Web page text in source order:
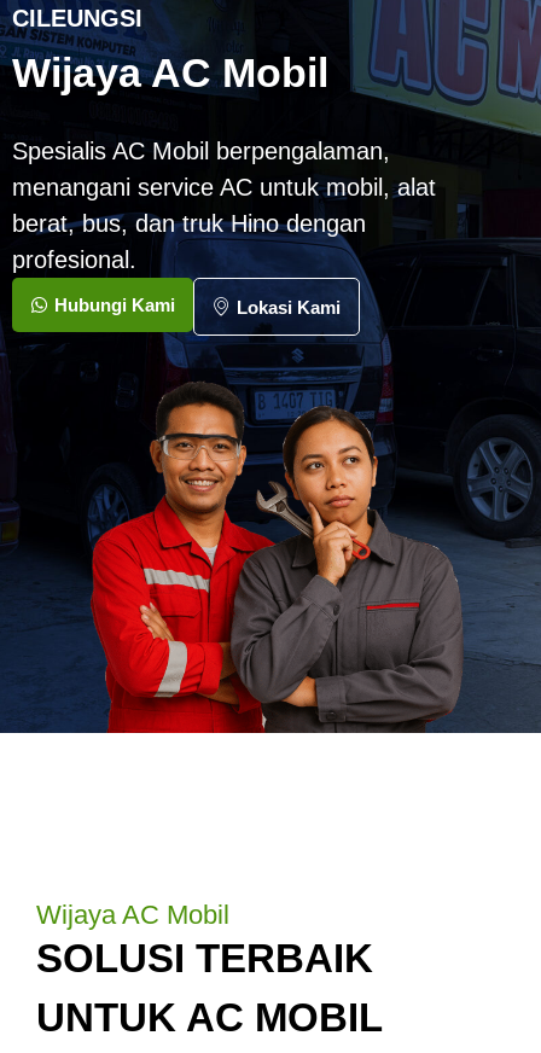
CILEUNGSI
Wijaya AC Mobil
Spesialis AC Mobil berpengalaman,
menangani service AC untuk mobil, alat
berat, bus, dan truk Hino dengan
profesional.
Hubungi Kami Lokasi Kami
Wijaya AC Mobil
SOLUSI TERBAIK
UNTUK AC MOBIL